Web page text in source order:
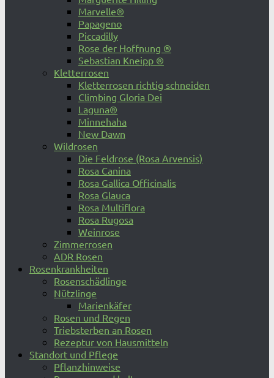
Marvelle®
Papageno
Piccadilly
Rose der Hoffnung ®
Sebastian Kneipp ®
Kletterrosen
Kletterrosen richtig schneiden
Climbing Gloria Dei
Laguna®
Minnehaha
New Dawn
Wildrosen
Die Feldrose (Rosa Arvensis)
Rosa Canina
Rosa Gallica Officinalis
Rosa Glauca
Rosa Multiflora
Rosa Rugosa
Weinrose
Zimmerrosen
ADR Rosen
Rosenkrankheiten
Rosenschädlinge
Nützlinge
Marienkäfer
Rosen und Regen
Triebsterben an Rosen
Rezeptur von Hausmitteln
Standort und Pflege
Pflanzhinweise